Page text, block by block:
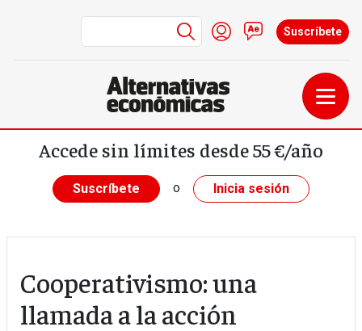
Pasar al contenido principal
Menú de cuenta de
Iniciar sesión
Contacto
Suscríbete
Accede sin límites desde 55 €/año
Suscríbete o Inicia sesión
Cooperativismo: una
llamada a la acción